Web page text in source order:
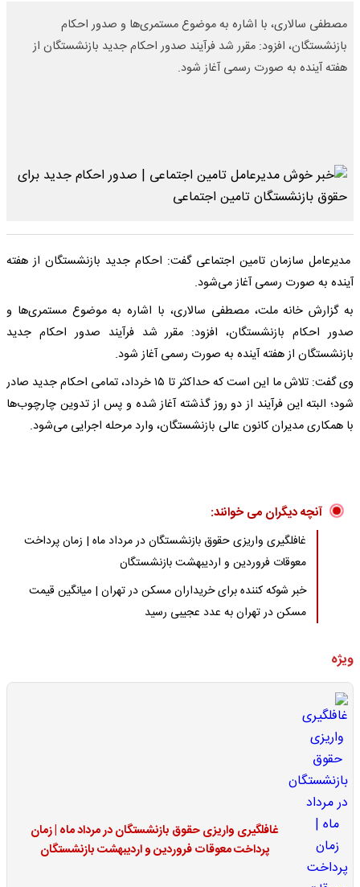
مصطفی سالاری، با اشاره به موضوع مستمری‌ها و صدور احکام
بازنشستگان، افزود: مقرر شد فرآیند صدور احکام جدید بازنشستگان از
هفته آینده به صورت رسمی آغاز شود.
مدیرعامل سازمان تامین اجتماعی گفت: احکام جدید بازنشستگان از هفته
آینده به صورت رسمی آغاز می‌شود.
به گزارش خانه ملت، مصطفی سالاری، با اشاره به موضوع مستمری‌ها و
صدور احکام بازنشستگان، افزود: مقرر شد فرآیند صدور احکام جدید
بازنشستگان از هفته آینده به صورت رسمی آغاز شود.
وی گفت: تلاش ما این است که حداکثر تا ۱۵ خرداد، تمامی احکام جدید صادر
شود؛ البته این فرآیند از دو روز گذشته آغاز شده و پس از تدوین چارچوب‌ها
با همکاری مدیران کانون عالی بازنشستگان، وارد مرحله اجرایی می‌شود.
آنچه دیگران می خوانند:
غافلگیری واریزی حقوق بازنشستگان در مرداد ماه | زمان پرداخت
معوقات فروردین و اردیبهشت بازنشستگان
خبر شوکه کننده برای خریداران مسکن در تهران | میانگین قیمت
مسکن در تهران به عدد عجیبی رسید
ویژه
غافلگیری واریزی حقوق بازنشستگان در مرداد ماه | زمان
پرداخت معوقات فروردین و اردیبهشت بازنشستگان